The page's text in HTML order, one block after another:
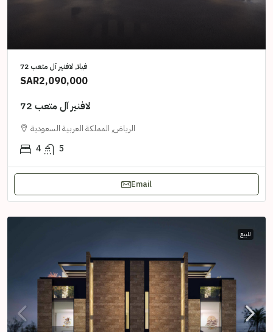
فيلا, لافنير آل متعب 72
SAR2,090,000
لافنير آل متعب 72
الرياض, المملكة العربية السعودية
4 5
Email
للبيع